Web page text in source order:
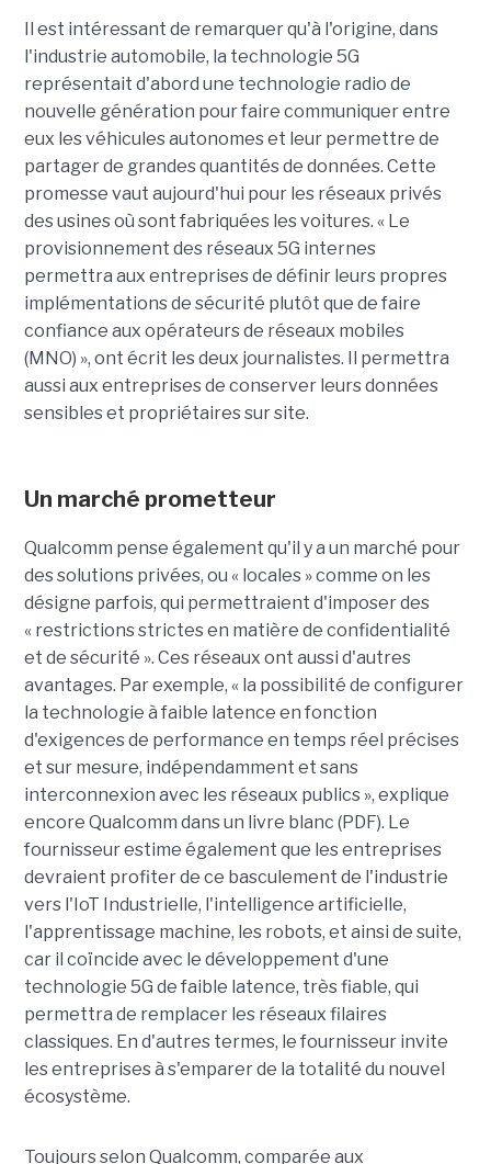
Il est intéressant de remarquer qu'à l'origine, dans
l'industrie automobile, la technologie 5G
représentait d'abord une technologie radio de
nouvelle génération pour faire communiquer entre
eux les véhicules autonomes et leur permettre de
partager de grandes quantités de données. Cette
promesse vaut aujourd'hui pour les réseaux privés
des usines où sont fabriquées les voitures. « Le
provisionnement des réseaux 5G internes
permettra aux entreprises de définir leurs propres
implémentations de sécurité plutôt que de faire
confiance aux opérateurs de réseaux mobiles
(MNO) », ont écrit les deux journalistes. Il permettra
aussi aux entreprises de conserver leurs données
sensibles et propriétaires sur site.
Un marché prometteur
Qualcomm pense également qu'il y a un marché pour
des solutions privées, ou « locales » comme on les
désigne parfois, qui permettraient d'imposer des
« restrictions strictes en matière de confidentialité
et de sécurité ». Ces réseaux ont aussi d'autres
avantages. Par exemple, « la possibilité de configurer
la technologie à faible latence en fonction
d'exigences de performance en temps réel précises
et sur mesure, indépendamment et sans
interconnexion avec les réseaux publics », explique
encore Qualcomm dans un livre blanc (PDF). Le
fournisseur estime également que les entreprises
devraient profiter de ce basculement de l'industrie
vers l'IoT Industrielle, l'intelligence artificielle,
l'apprentissage machine, les robots, et ainsi de suite,
car il coïncide avec le développement d'une
technologie 5G de faible latence, très fiable, qui
permettra de remplacer les réseaux filaires
classiques. En d'autres termes, le fournisseur invite
les entreprises à s'emparer de la totalité du nouvel
écosystème.
Toujours selon Qualcomm, comparée aux